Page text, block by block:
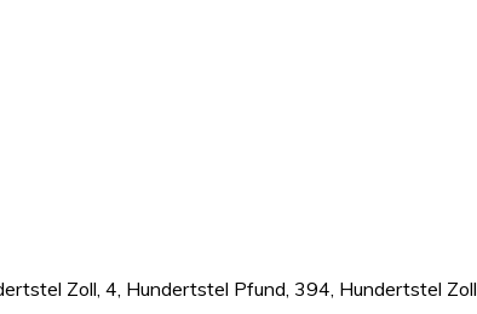
Zoll, 4, Hundertstel Pfund, 394, Hundertstel Zoll